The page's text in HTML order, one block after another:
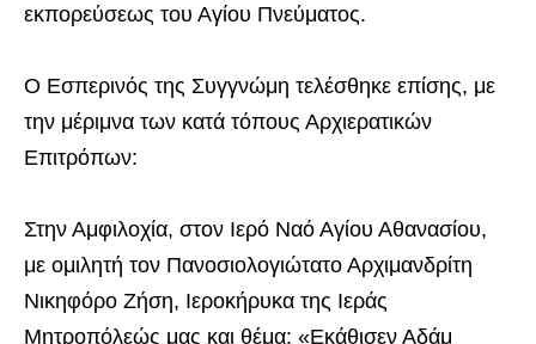
εκπορεύσεως του Αγίου Πνεύματος.
Ο Εσπερινός της Συγγνώμη τελέσθηκε επίσης, με
την μέριμνα των κατά τόπους Αρχιερατικών
Επιτρόπων:
Στην Αμφιλοχία, στον Ιερό Ναό Αγίου Αθανασίου,
με ομιλητή τον Πανοσιολογιώτατο Αρχιμανδρίτη
Νικηφόρο Ζήση, Ιεροκήρυκα της Ιεράς
Μητροπόλεώς μας και θέμα: «Εκάθισεν Αδάμ